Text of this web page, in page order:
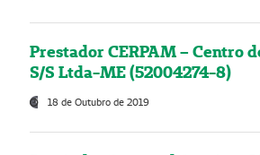
Prestador CERPAM – Centro
S/S Ltda-ME (52004274-8)
18 de Outubro de 2019